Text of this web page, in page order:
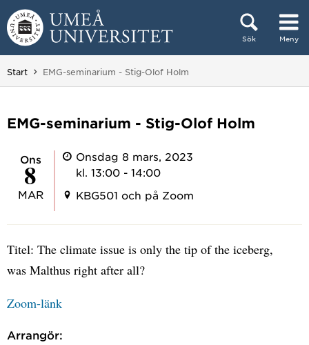
Hoppa direkt till innehållet
Sök Meny
Huvudmenyn dold.
Start Du är här:
EMG-seminarium - Stig-Olof Holm
EMG-seminarium - Stig-Olof Holm
ons
8
MAR
Onsdag 8 mars, 2023
kl. 13:00 - 14:00
KBG501 och på Zoom
Titel: The climate issue is only the tip of the iceberg,
was Malthus right after all?
Zoom-länk
Arrangör: